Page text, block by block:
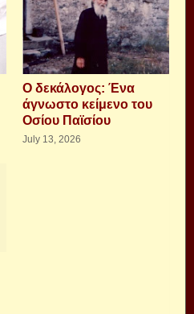
Ο δεκάλογος: Ένα
άγνωστο κείμενο του
Οσίου Παϊσίου
July 13, 2026